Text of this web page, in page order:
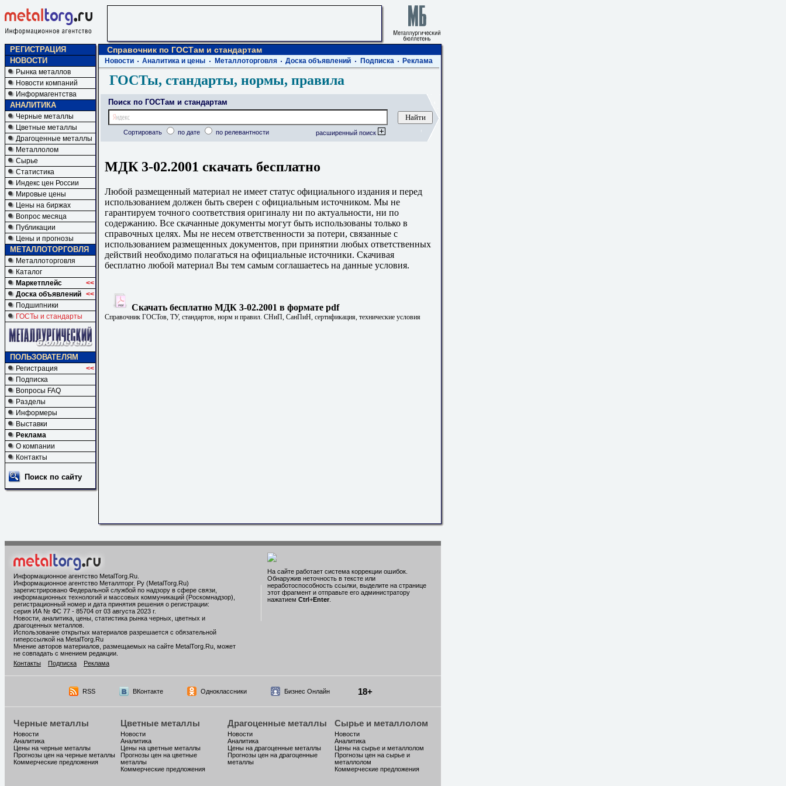
РЕГИСТРАЦИЯ
НОВОСТИ
Рынка металлов
Новости компаний
Информагентства
АНАЛИТИКА
Черные металлы
Цветные металлы
Драгоценные металлы
Металлолом
Сырье
Статистика
Индекс цен России
Мировые цены
Цены на биржах
Вопрос месяца
Публикации
Цены и прогнозы
МЕТАЛЛОТОРГОВЛЯ
Металлоторговля
Каталог
Маркетплейс
<<
Доска объявлений <<
Подшипники
ГОСТы и стандарты
ПОЛЬЗОВАТЕЛЯМ
Регистрация
<<
Подписка
Вопросы FAQ
Разделы
Информеры
Выставки
Реклама
О компании
Контакты
Поиск по сайту
Справочник по ГОСТам и стандартам
Новости Аналитика и цены Металлоторговля Доска объявлений Подписка Реклама
ГОСТы, стандарты, нормы, правила
Поиск по ГОСТам и стандартам
Сортировать по дате по релевантности расширенный поиск
МДК 3-02.2001 скачать бесплатно
Любой размещенный материал не имеет статус официального издания и перед
использованием должен быть сверен с официальным источником. Мы не
гарантируем точного соответствия оригиналу ни по актуальности, ни по
содержанию. Все скачанные документы могут быть использованы только в
справочных целях. Мы не несем ответственности за потери, связанные с
использованием размещенных документов, при принятии любых ответственных
действий необходимо полагаться на официальные источники. Скачивая
бесплатно любой материал Вы тем самым соглашаетесь на данные условия.
Скачать бесплатно МДК 3-02.2001 в формате pdf
Справочник ГОСТов, ТУ, стандартов, норм и правил. СНиП, СанПиН, сертификация, технические условия
Информационное агентство MetalTorg.Ru
Информационное агентство Металлторг. Ру (MetalTorg.Ru)
зарегистрировано Федеральной службой по надзору в сфере связи,
информационных технологий и массовых коммуникаций (Роскомнадзор),
регистрационный номер и дата принятия решения о регистрации:
серия ИА № ФС 77 - 85704 от 03 августа 2023 г.
Новости, аналитика, цены, статистика рынка черных, цветных и
драгоценных металлов.
Использование открытых материалов разрешается с обязательной
гиперссылкой на MetalTorg.Ru
Мнение авторов материалов, размещаемых на сайте MetalTorg.Ru, может
не совпадать с мнением редакции.
Контакты
Подписка Реклама
На сайте работает система коррекции ошибок.
Обнаружив неточность в тексте или
неработоспособность ссылки, выделите на странице
этот фрагмент и отправьте его администратору
нажатием Ctrl+Enter
RSS ВКонтакте Одноклассники Бизнес Онлайн 18+
Черные металлы
Новости
Аналитика
Цены на черные металлы
Прогнозы цен на черные металлы
Коммерческие предложения
Цветные металлы
Новости
Аналитика
Цены на цветные металлы
Прогнозы цен на цветные
металлы
Коммерческие предложения
Драгоценные металлы
Новости
Аналитика
Цены на драгоценные металлы
Прогнозы цен на драгоценные
металлы
Сырье и металлолом
Новости
Аналитика
Цены на сырье и металлолом
Прогнозы цен на сырье и
металлолом
Коммерческие предложения